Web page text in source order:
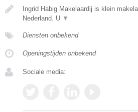
Ingrid Habig Makelaardij is klein
Nederland. U ▼
Diensten onbekend
Openingstijden onbekend
Sociale media: